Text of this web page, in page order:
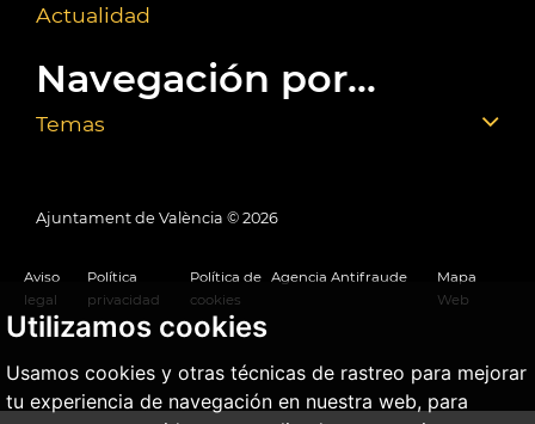
Utilizamos cookies
Usamos cookies y otras técnicas de rastreo para mejorar
tu experiencia de navegación en nuestra web, para
Actualidad
Navegación por...
Temas
Ajuntament de València © 2026
Aviso
legal
Política
privacidad
Política de
cookies
Agencia Antifraude
Mapa
Web